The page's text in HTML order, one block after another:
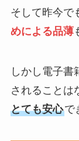
そして昨今で
めによる品薄
しかし電子書
されることは
とても安心で